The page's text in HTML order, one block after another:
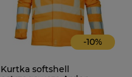
-10%
Kurtka softshell